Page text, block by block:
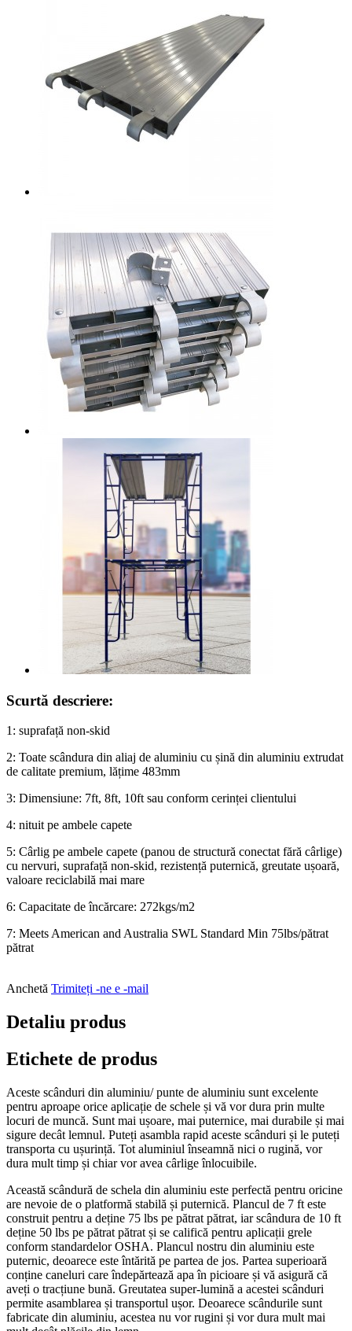
Scurtă descriere:
1: suprafață non-skid
2: Toate scândura din aliaj de aluminiu cu șină din aluminiu extrudat
de calitate premium, lățime 483mm
3: Dimensiune: 7ft, 8ft, 10ft sau conform cerinței clientului
4: nituit pe ambele capete
5: Cârlig pe ambele capete (panou de structură conectat fără cârlige)
cu nervuri, suprafață non-skid, rezistență puternică, greutate ușoară,
valoare reciclabilă mai mare
6: Capacitate de încărcare: 272kgs/m2
7: Meets American and Australia SWL Standard Min 75lbs/pătrat
pătrat
Anchetă Trimiteți -ne e -mail
Detaliu produs
Etichete de produs
Aceste scânduri din aluminiu/ punte de aluminiu sunt excelente
pentru aproape orice aplicație de schele și vă vor dura prin multe
locuri de muncă. Sunt mai ușoare, mai puternice, mai durabile și mai
sigure decât lemnul. Puteți asambla rapid aceste scânduri și le puteți
transporta cu ușurință. Tot aluminiul înseamnă nici o rugină, vor
dura mult timp și chiar vor avea cârlige înlocuibile.
Această scândură de schela din aluminiu este perfectă pentru oricine
are nevoie de o platformă stabilă și puternică. Plancul de 7 ft este
construit pentru a deține 75 lbs pe pătrat pătrat, iar scândura de 10 ft
deține 50 lbs pe pătrat pătrat și se califică pentru aplicații grele
conform standardelor OSHA. Plancul nostru din aluminiu este
puternic, deoarece este întărită pe partea de jos. Partea superioară
conține caneluri care îndepărtează apa în picioare și vă asigură că
aveți o tracțiune bună. Greutatea super-lumină a acestei scânduri
permite asamblarea și transportul ușor. Deoarece scândurile sunt
fabricate din aluminiu, acestea nu vor rugini și vor dura mult mai